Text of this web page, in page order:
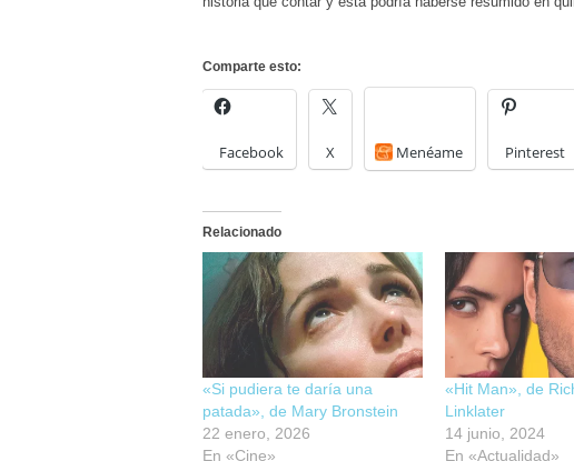
Comparte esto:
Facebook X Menéame Pinterest
Relacionado
«Si pudiera te daría una
patada», de Mary Bronstein
22 enero, 2026
En «Cine»
«Hit Man», de
Linklater
14 junio, 2024
En «Actualidad»